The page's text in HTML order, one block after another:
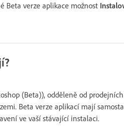
Beta verze aplikace možnost
(Beta)), odděleně od
Beta verze aplikací mají
ve vaší stávající instalaci.